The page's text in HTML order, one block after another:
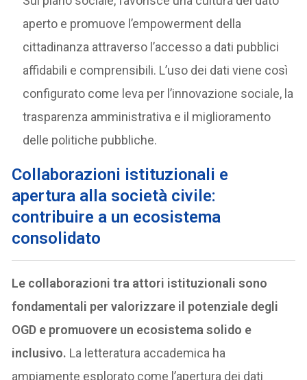
aperto e promuove l’empowerment della
cittadinanza attraverso l’accesso a dati pubblici
affidabili e comprensibili. L’uso dei dati viene così
configurato come leva per l’innovazione sociale, la
trasparenza amministrativa e il miglioramento
delle politiche pubbliche.
Collaborazioni istituzionali e
apertura alla società civile:
contribuire a un ecosistema
consolidato
Le collaborazioni tra attori istituzionali sono
fondamentali per valorizzare il potenziale degli
OGD e promuovere un ecosistema solido e
inclusivo. La letteratura accademica ha
ampiamente esplorato come l’apertura dei dati